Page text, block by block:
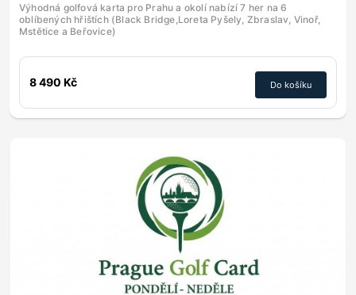
Výhodná golfová karta pro Prahu a okolí nabízí 7 her na 6
oblíbených hřištích (Black Bridge,Loreta Pyšely, Zbraslav, Vinoř,
Mstětice a Beřovice)
8 490 Kč Do košíku